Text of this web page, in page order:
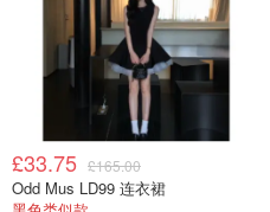
£33.75 £165.00
Odd Mus LD99 连衣裙